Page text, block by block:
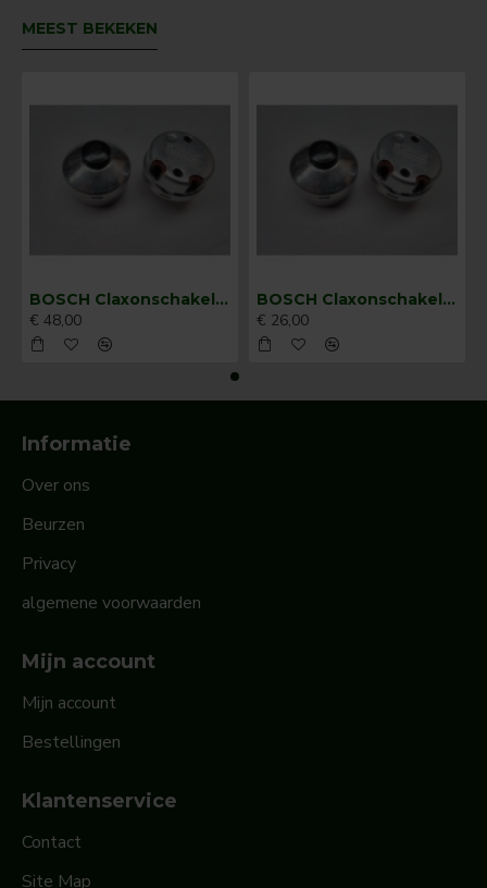
MEEST BEKEKEN
BOSCH Claxonschakelaar opbouw ⌀ 35 mm 0343013001
€ 48,00
BOSCH Claxonschakelaar opbouw ⌀26 mm 0343007001
€ 26,00
Informatie
Over ons
Beurzen
Privacy
algemene voorwaarden
Mijn account
Mijn account
Bestellingen
Klantenservice
Contact
Site Map